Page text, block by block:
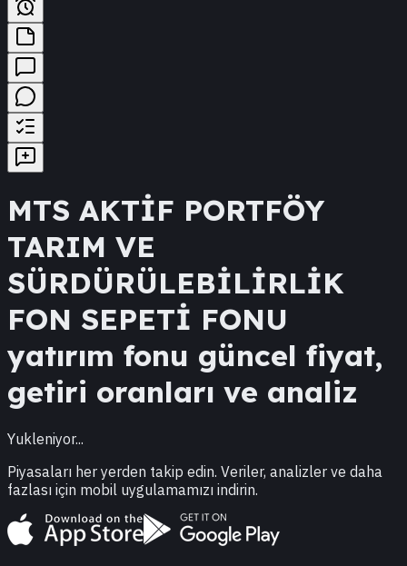
MTS AKTİF PORTFÖY
TARIM VE
SÜRDÜRÜLEBİLİRLİK
FON SEPETİ FONU
yatırım fonu güncel fiyat,
getiri oranları ve analiz
Yukleniyor...
Piyasaları her yerden takip edin. Veriler, analizler ve daha
fazlası için mobil uygulamamızı indirin.